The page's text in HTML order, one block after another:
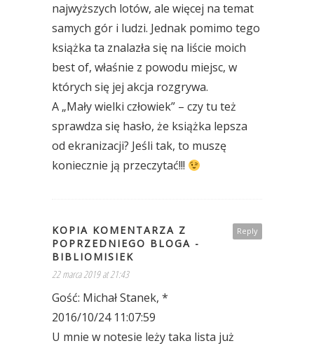
najwyższych lotów, ale więcej na temat
samych gór i ludzi. Jednak pomimo tego
książka ta znalazła się na liście moich
best of, właśnie z powodu miejsc, w
których się jej akcja rozgrywa.
A „Mały wielki człowiek” – czy tu też
sprawdza się hasło, że książka lepsza
od ekranizacji? Jeśli tak, to muszę
koniecznie ją przeczytać!!!
Reply
KOPIA KOMENTARZA Z
POPRZEDNIEGO BLOGA -
BIBLIOMISIEK
22 marca 2019 at 21:43
Gość: Michał Stanek, *
2016/10/24 11:07:59
U mnie w notesie leży taka lista już